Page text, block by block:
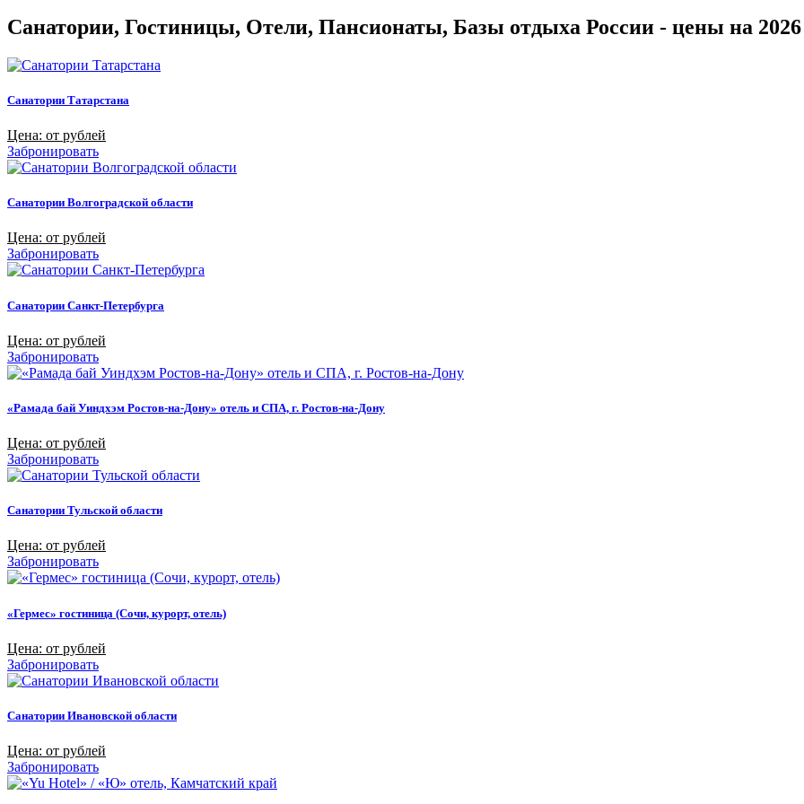
Санатории, Гостиницы, Отели, Пансионаты, Базы отдыха России - цены на 2026
Санатории Татарстана
Цена: от рублей
Забронировать
Санатории Волгоградской области
Цена: от рублей
Забронировать
Санатории Санкт-Петербурга
Цена: от рублей
Забронировать
«Рамада бай Уиндхэм Ростов-на-Дону» отель и СПА, г. Ростов-на-Дону
Цена: от рублей
Забронировать
Санатории Тульской области
Цена: от рублей
Забронировать
«Гермес» гостиница (Сочи, курорт, отель)
Цена: от рублей
Забронировать
Санатории Ивановской области
Цена: от рублей
Забронировать